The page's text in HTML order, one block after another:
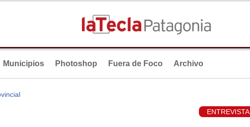
Municipios Photoshop Fuera de Foco Archivo
ENTREVISTA